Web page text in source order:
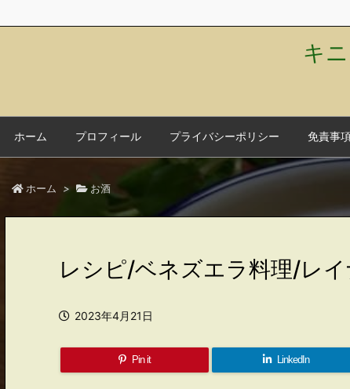
キ
ホーム プロフィール プライバシーポリシー 免責事
ホーム > お酒
レシピ/ベネズエラ料理/レ
2023年4月21日
Pin it LinkedIn